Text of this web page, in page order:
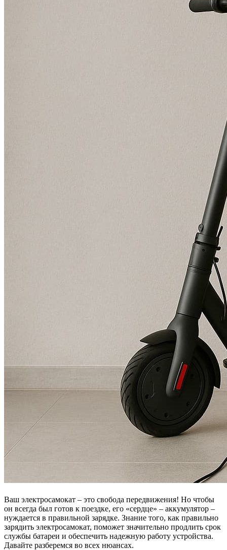
Ваш электросамокат – это свобода передвижения! Но чтобы
он всегда был готов к поездке, его «сердце» – аккумулятор –
нуждается в правильной зарядке. Знание того, как правильно
зарядить электросамокат, поможет значительно продлить срок
службы батареи и обеспечить надежную работу устройства.
Давайте разберемся во всех нюансах.